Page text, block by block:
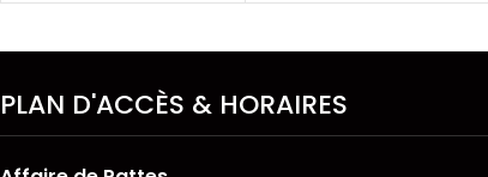
PLAN D'ACCÈS & HORAIRES